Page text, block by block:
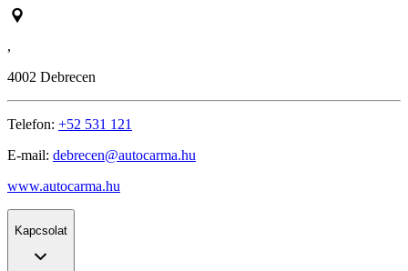
,
4002 Debrecen
Telefon: +52 531 121
E-mail: debrecen@autocarma.hu
www.autocarma.hu
Kapcsolat